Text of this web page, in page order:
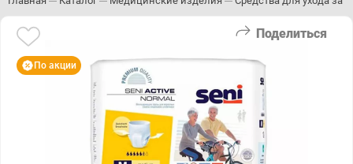
Поделиться
По акции